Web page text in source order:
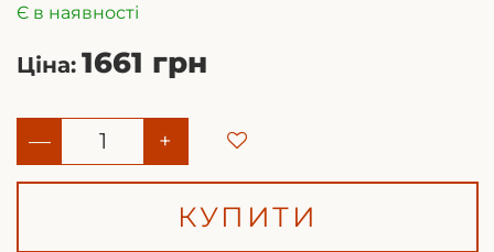
Є в наявності
Ціна: 1661 грн
— +
КУПИТИ